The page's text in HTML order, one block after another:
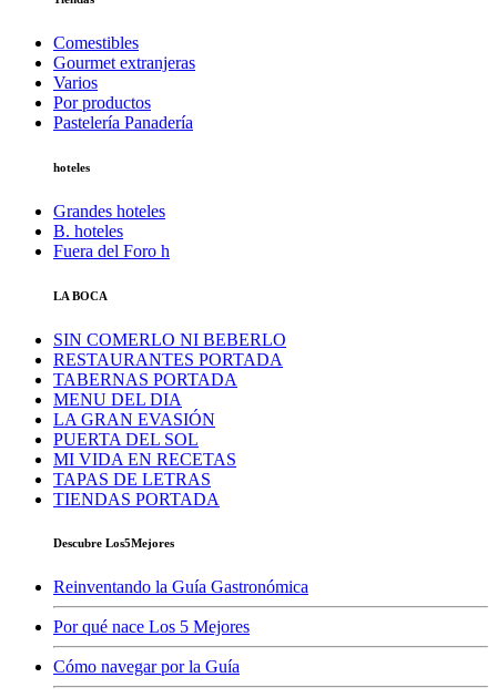
Comestibles
Gourmet extranjeras
Varios
Por productos
Pastelería Panadería
hoteles
Grandes hoteles
B. hoteles
Fuera del Foro h
LA BOCA
SIN COMERLO NI BEBERLO
RESTAURANTES PORTADA
TABERNAS PORTADA
MENU DEL DIA
LA GRAN EVASIÓN
PUERTA DEL SOL
MI VIDA EN RECETAS
TAPAS DE LETRAS
TIENDAS PORTADA
Descubre Los5Mejores
Reinventando la Guía Gastronómica
Por qué nace Los 5 Mejores
Cómo navegar por la Guía